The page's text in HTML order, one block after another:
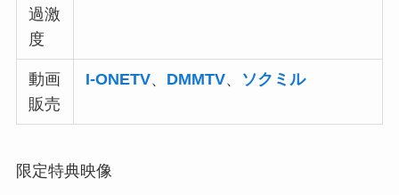
過激
度
動画
販売
I-ONETV、 DMMTV、 ソクミル
限定特典映像